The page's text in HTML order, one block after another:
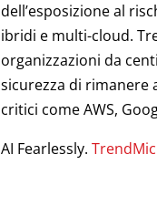
dell’esposizione al
ibridi e multi-cloud.
organizzazioni da
sicurezza di rimanere
critici come AWS,
AI Fearlessly.